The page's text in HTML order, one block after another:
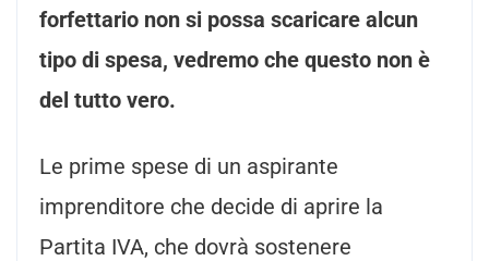
forfettario non si possa scaricare alcun
tipo di spesa, vedremo che questo non è
del tutto vero.
Le prime spese di un aspirante
imprenditore che decide di aprire la
Partita IVA, che dovrà sostenere